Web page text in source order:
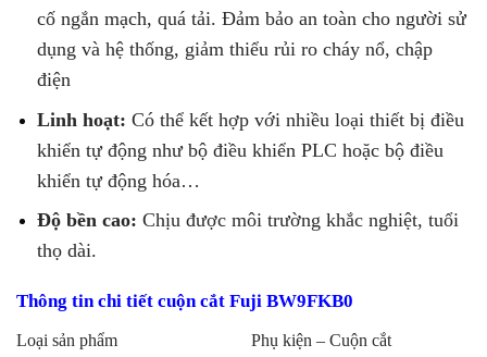
cố ngắn mạch, quá tải. Đảm bảo an toàn cho người sử
dụng và hệ thống, giảm thiểu rủi ro cháy nổ, chập
điện
Linh hoạt: Có thể kết hợp với nhiều loại thiết bị điều
khiển tự động như bộ điều khiển PLC hoặc bộ điều
khiển tự động hóa…
Độ bền cao: Chịu được môi trường khắc nghiệt, tuổi
thọ dài.
Thông tin chi tiết cuộn cắt Fuji BW9FKB0
Loại sản phẩm
Phụ kiện – Cuộn cắt